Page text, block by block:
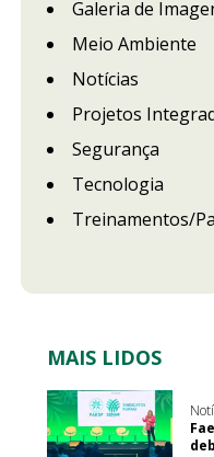
Galeria de
Meio Ambiente
Notícias
Projetos
Segurança
Tecnologia
Treinamentos/
MAIS LIDOS